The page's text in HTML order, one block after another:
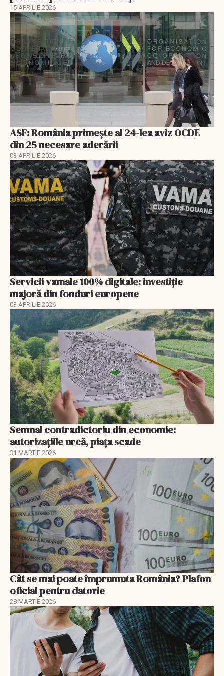
15 APRILIE 2026
ASF: România primește al 24-lea aviz OCDE
din 25 necesare aderării
03 APRILIE 2026
Servicii vamale 100% digitale: investiție
majoră din fonduri europene
03 APRILIE 2026
Semnal contradictoriu din economie:
autorizațiile urcă, piața scade
31 MARTIE 2026
Cât se mai poate împrumuta România? Plafon
oficial pentru datorie
28 MARTIE 2026